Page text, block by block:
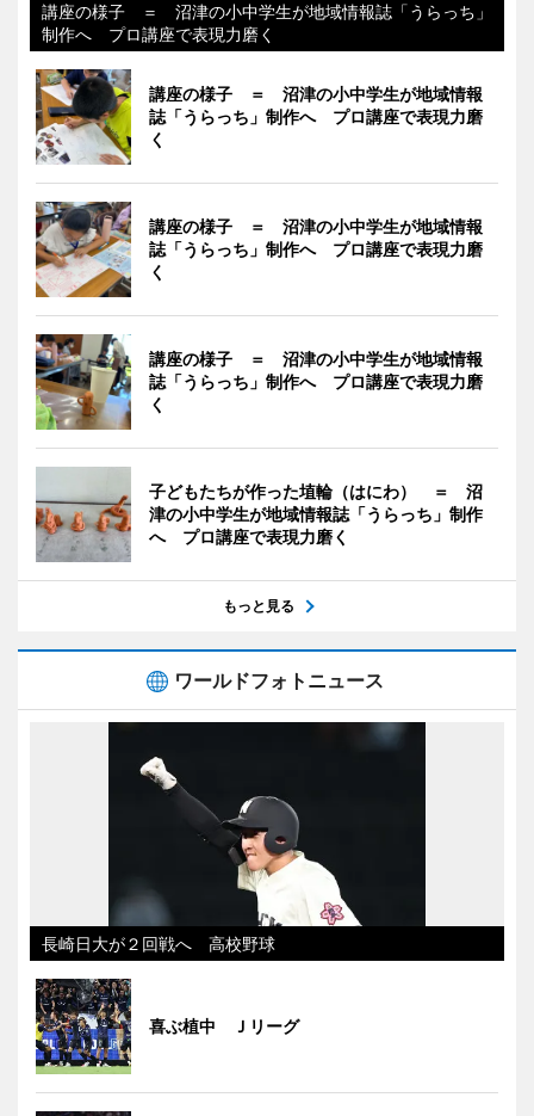
講座の様子 ＝ 沼津の小中学生が地域情報誌「うらっち」
制作へ プロ講座で表現力磨く
講座の様子 ＝ 沼津の小中学生が地域情報
誌「うらっち」制作へ プロ講座で表現力磨
く
講座の様子 ＝ 沼津の小中学生が地域情報
誌「うらっち」制作へ プロ講座で表現力磨
く
講座の様子 ＝ 沼津の小中学生が地域情報
誌「うらっち」制作へ プロ講座で表現力磨
く
子どもたちが作った埴輪（はにわ） ＝ 沼
津の小中学生が地域情報誌「うらっち」制作
へ プロ講座で表現力磨く
もっと見る
ワールドフォトニュース
長崎日大が２回戦へ 高校野球
喜ぶ植中 Ｊリーグ